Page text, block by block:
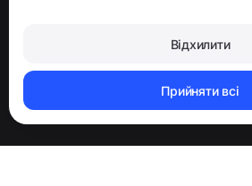
Відхилити
Прийняти всі
Політика щодо файлів cookie
Видалення акаунта та